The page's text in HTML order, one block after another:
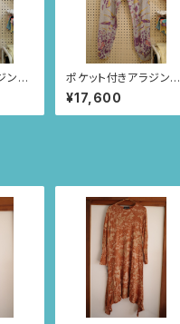
ンパ
ポケット付きアラジンパ
ンツ size XL(メランジ
グレー/お花とちょうちょ
柄) 71
¥17,600